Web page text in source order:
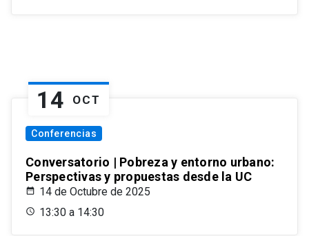
14 OCT
Conferencias
Conversatorio | Pobreza y entorno urbano:
Perspectivas y propuestas desde la UC
14 de Octubre de 2025
13:30 a 14:30